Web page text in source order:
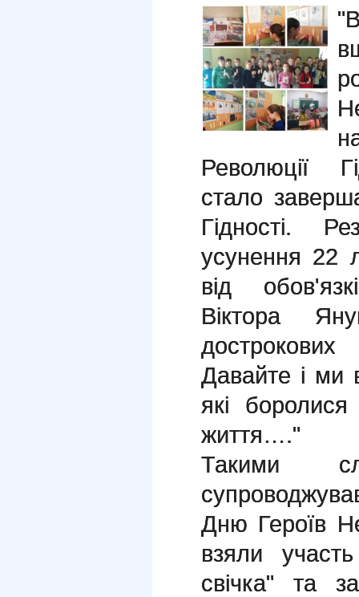
Революції
стало
Гідності.
усунення 22
від
Віктора
дострокових
Давайте і ми
які
життя…."
Такими
Дню Героїв
взяли
свічка" та